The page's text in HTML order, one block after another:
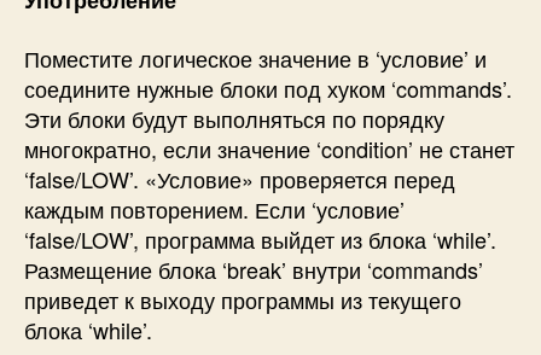
Поместите логическое значение в ‘условие’ и
соедините нужные блоки под хуком ‘commands’.
Эти блоки будут выполняться по порядку
многократно, если значение ‘condition’ не станет
‘false/LOW’. «Условие» проверяется перед
каждым повторением. Если ‘условие’
‘false/LOW’, программа выйдет из блока ‘while’.
Размещение блока ‘break’ внутри ‘commands’
приведет к выходу программы из текущего
блока ‘while’.